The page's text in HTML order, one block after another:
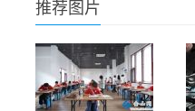
推荐图片